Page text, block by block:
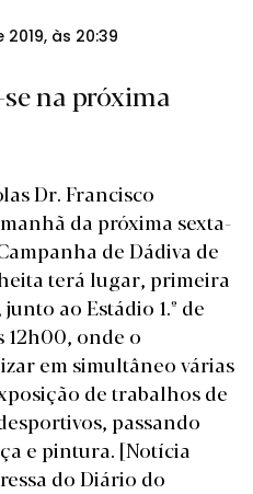
às 20:39
na próxima
Dr. Francisco
da próxima sexta-
de Dádiva de
terá lugar, primeira
ao Estádio 1.º de
12h00, onde o
em simultâneo várias
de trabalhos de
passando
e pintura. [Notícia
do Diário do